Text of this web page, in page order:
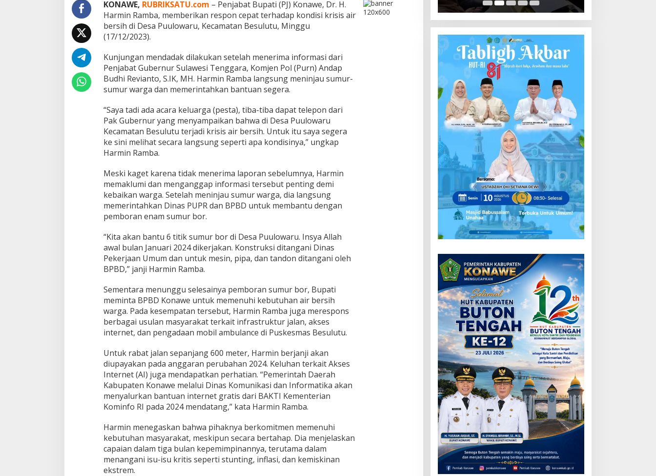
i
s
A
r
i
D
e
s
a
u
u
l
o
w
a
u
KONAWE, RUBRIKSATU.com – Penjabat Bupati (PJ) Konawe, Dr. H.
Harmin Ramba, memberikan respon cepat terhadap kondisi krisis air
bersih di Desa Puulowaru, Kecamatan Besulutu, Minggu
(17/12/2023).
Kunjungan mendadak dilakukan setelah menerima informasi dari
Penjabat Gubernur Sulawesi Tenggara, Komjen Pol (Purn) Andap
Budhi Revianto, S.IK, MH. Harmin Ramba langsung meninjau sumur-
sumur warga dan memerintahkan bantuan segera.
“Saya tadi ada acara keluarga (pesta), tiba-tiba dapat telepon dari
Pak Gubernur yang menyampaikan bahwa di Desa Puulowaru
Kecamatan Besulutu terjadi krisis air bersih. Untuk itu saya segera
ke sini melihat secara langsung seperti apa kondisinya,” ungkap
Harmin Ramba.
Meski kaget karena tidak menerima laporan sebelumnya, Harmin
memaklumi dan menganggap informasi tersebut penting demi
kebaikan warga. Setelah meninjau sumur warga, dia langsung
memerintahkan Dinas PUPR dan BPBD untuk membantu dengan
pemboran enam sumur bor.
“Kita akan bantu 6 titik sumur bor di Desa Puulowaru. Insya Allah
awal bulan Januari 2024 dikerjakan. Konstruksi ditangani Dinas
Pekerjaan Umum dan untuk mesin, pipa, dan tandon ditangani oleh
BPBD,” janji Harmin Ramba.
Sementara menunggu selesainya pemboran sumur bor, Bupati
meminta BPBD Konawe untuk memenuhi kebutuhan air bersih
warga. Pada kesempatan tersebut, Harmin Ramba juga merespons
berbagai usulan masyarakat terkait infrastruktur jalan, akses
internet, dan pengadaan mobil ambulance di Puskesmas Besulutu.
Untuk rabat jalan sepanjang 600 meter, Harmin berjanji akan
diupayakan pada anggaran perubahan 2024. Keluhan terkait Akses
Internet (AI) juga mendapatkan perhatian. “Pemerintah Daerah
Kabupaten Konawe melalui Dinas Komunikasi dan Informatika akan
menyalurkan bantuan internet gratis dari BAKTI Kementerian
Kominfo RI pada 2024 mendatang,” kata Harmin Ramba.
Harmin menegaskan bahwa pihaknya berkomitmen memenuhi
kebutuhan masyarakat, meskipun secara bertahap. Dia menjelaskan
capaian dalam tiga bulan kepemimpinannya, terutama dalam
menangani isu-isu kritis seperti stunting, inflasi, dan kemiskinan
ekstrem.